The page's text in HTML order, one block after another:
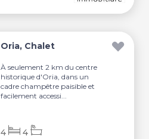
Oria, Chalet
À seulement 2 km du centre
historique d'Oria, dans un
cadre champêtre paisible et
facilement accessi...
4 4